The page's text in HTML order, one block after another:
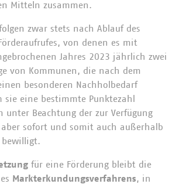
Mitteln zusammen.
zwar stets nach Ablauf des
von denen es mit
Jahres 2023 jährlich zwei
von Kommunen, die nach dem
besonderen Nachholbedarf
sie eine bestimmte Punktezahl
unter Beachtung der zur Verfügung
sofort und somit auch außerhalb
bewilligt.
für eine Förderung bleibt die
Markterkundungsverfahrens, in